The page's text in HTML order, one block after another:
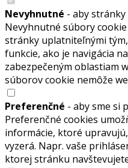
Nevyhnutné - aby
Nevyhnutné súbory
stránky uplatniteľnými
funkcie, ako je navigácia
zabezpečeným oblastiam
súborov cookie nemôže
Preferenčné - aby sme si
Preferenčné cookies
informácie, ktoré
vyzerá. Napr. vaše
ktorej stránku